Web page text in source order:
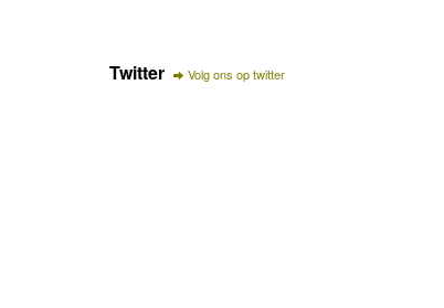
Twitter Volg ons op twitter